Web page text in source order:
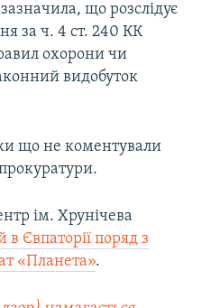
що розслідує
за ч. 4 ст. 240 КК
охорони чи
видобуток
що не коментували
ім. Хрунічева
Євпаторії поряд з
«Планета».